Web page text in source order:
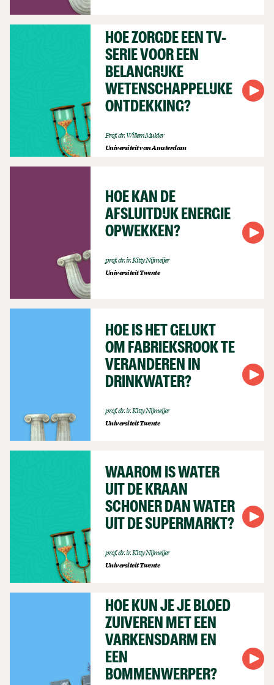
HOE ZORGDE EEN TV-
SERIE VOOR EEN
BELANGRIJKE
WETENSCHAPPELIJKE
ONTDEKKING?
Prof. dr. Willem Mulder
Universiteit van Amsterdam
HOE KAN DE
AFSLUITDIJK ENERGIE
OPWEKKEN?
prof. dr. ir. Kitty Nijmeijer
Universiteit Twente
HOE IS HET GELUKT
OM FABRIEKSROOK TE
VERANDEREN IN
DRINKWATER?
prof. dr. ir. Kitty Nijmeijer
Universiteit Twente
WAAROM IS WATER
UIT DE KRAAN
SCHONER DAN WATER
UIT DE SUPERMARKT?
prof. dr. ir. Kitty Nijmeijer
Universiteit Twente
HOE KUN JE JE BLOED
ZUIVEREN MET EEN
VARKENSDARM EN
EEN
BOMMENWERPER?